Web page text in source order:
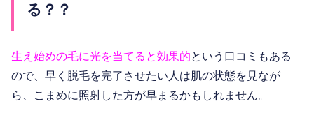
る？？
生え始めの毛に光を当てると効果的という口コミもある
ので、早く脱毛を完了させたい人は肌の状態を見なが
ら、こまめに照射した方が早まるかもしれません。